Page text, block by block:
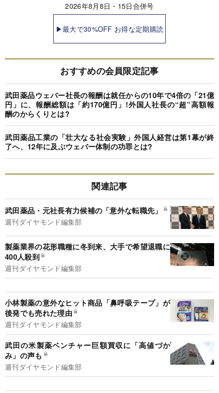
2026年8月8日・15日合併号
▶最大で30%OFF お得な定期購読
おすすめの会員限定記事
武田薬品ウェバー社長の報酬は就任からの10年で4倍の「21億
円」に、報酬総額は「約170億円」!外国人社長の“超”高額報
酬のからくりとは?
武田薬品工業の「壮大なる社会実験」外国人経営は第1幕が終
了へ、12年に及ぶウェバー体制の功罪とは?
関連記事
武田薬品・元社長有力候補の「意外な転職先」
週刊ダイヤモンド編集部
製薬業界の花形職種に冬到来、大手で希望退職に
400人殺到
週刊ダイヤモンド編集部
小林製薬の意外なヒット商品「鼻呼吸テープ」が
後発でも売れた理由
週刊ダイヤモンド編集部
武田の米製薬ベンチャー巨額買収に「高値づか
み」の声も
週刊ダイヤモンド編集部